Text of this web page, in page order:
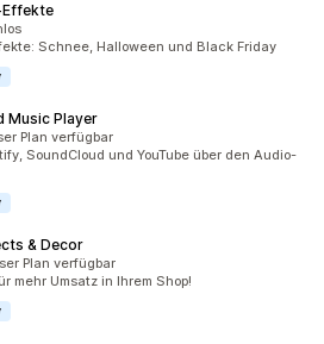
Schnee, Halloween und Black Friday
Music Player
Plan verfügbar
SoundCloud und YouTube über den Audio-
& Decor
Plan verfügbar
mehr Umsatz in Ihrem Shop!